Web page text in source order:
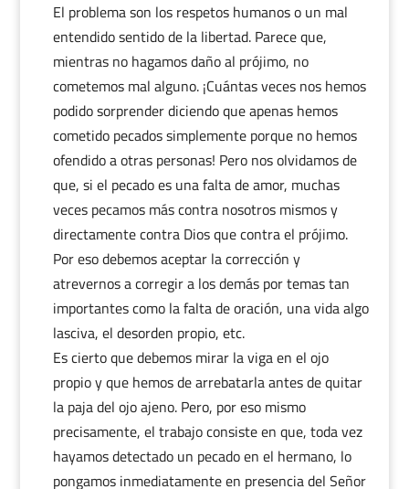
El problema son los respetos humanos o un mal
entendido sentido de la libertad. Parece que,
mientras no hagamos daño al prójimo, no
cometemos mal alguno. ¡Cuántas veces nos hemos
podido sorprender diciendo que apenas hemos
cometido pecados simplemente porque no hemos
ofendido a otras personas! Pero nos olvidamos de
que, si el pecado es una falta de amor, muchas
veces pecamos más contra nosotros mismos y
directamente contra Dios que contra el prójimo.
Por eso debemos aceptar la corrección y
atrevernos a corregir a los demás por temas tan
importantes como la falta de oración, una vida algo
lasciva, el desorden propio, etc.
Es cierto que debemos mirar la viga en el ojo
propio y que hemos de arrebatarla antes de quitar
la paja del ojo ajeno. Pero, por eso mismo
precisamente, el trabajo consiste en que, toda vez
hayamos detectado un pecado en el hermano, lo
pongamos inmediatamente en presencia del Señor